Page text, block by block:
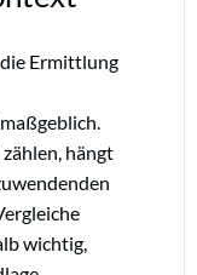
Ermittlung
hängt
wichtig,